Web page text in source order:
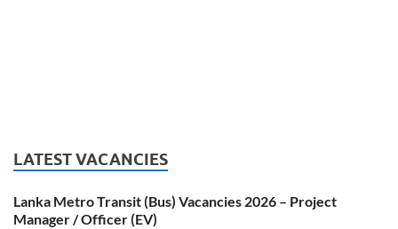
LATEST VACANCIES
Lanka Metro Transit (Bus) Vacancies 2026 – Project
Manager / Officer (EV)